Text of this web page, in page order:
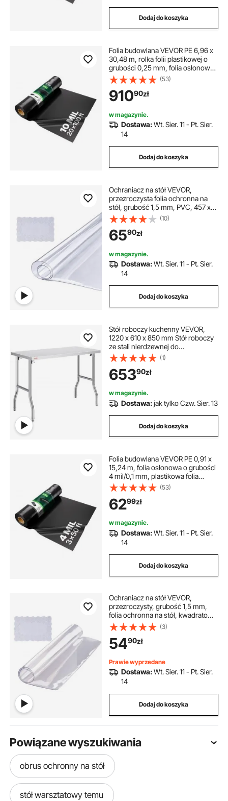
Dodaj do koszyka
Folia budowlana VEVOR PE 6,96 x
30,48 m, rolka folii plastikowej o
grubości 0,25 mm, folia osłonowa
z tworzywa sztucznego, plandeka
malarska, folia polietylenowa do
paroizolacji przestrzeni
podpodłogowych, folia ochronna,
folia do wylewek, czarna
(53)
91090zł
w magazynie.
Dostawa:Wt. Sier. 11 - Pt. Sier.
14
Dodaj do koszyka
Ochraniacz na stół VEVOR,
przezroczysta folia ochronna na
stół, grubość 1,5 mm, PVC, 457 x
925,4 mm, prostokątny, obrus,
ochraniacz na stół, zmywalny,
odporny na zużycie, odporny na
ciepło, wodoodporny
(10)
6590zł
w magazynie.
Dostawa:Wt. Sier. 11 - Pt. Sier.
14
Dodaj do koszyka
Stół roboczy kuchenny VEVOR,
1220 x 610 x 850 mm Stół roboczy
ze stali nierdzewnej do
przygotowywania posiłków, stół
kuchenny do użytku komercyjnego,
stół jadalny do kuchni, stół roboczy
do kuchni, stół do
przygotowywania posiłków, stół
gastronomiczny, stół rzeźniczy,
stół kuchenny
(1)
65390zł
w magazynie.
Dostawa:jak tylko Czw. Sier. 13
Dodaj do koszyka
Folia budowlana VEVOR PE 0,91 x
15,24 m, folia osłonowa o grubości
4 mil/0,1 mm, plastikowa folia
osłonowa, plandeka malarska, folia
polietylenowa do wylewek
podpodłogowych jako
paroizolacja, wszechstronne
zastosowanie, folia ochronna,
czarna
(53)
6299zł
w magazynie.
Dostawa:Wt. Sier. 11 - Pt. Sier.
14
Dodaj do koszyka
Ochraniacz na stół VEVOR,
przezroczysty, grubość 1,5 mm,
folia ochronna na stół, kwadratowy
obrus PVC 305 x 305 mm,
zmywalny, odporny na zużycie,
odporny na ciepło, wodoodporny
(3)
5490zł
Prawie wyprzedane
Dostawa:Wt. Sier. 11 - Pt. Sier.
14
Dodaj do koszyka
Powiązane wyszukiwania
obrus ochronny na stół
stół warsztatowy temu